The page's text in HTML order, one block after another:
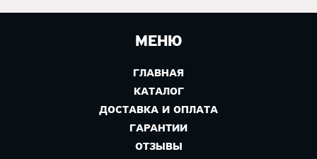
МЕНЮ
ГЛАВНАЯ
КАТАЛОГ
ДОСТАВКА И ОПЛАТА
ГАРАНТИИ
ОТЗЫВЫ